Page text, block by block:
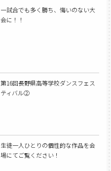
一試合でも多く勝ち、悔いのない大
会に！！
第16回長野県高等学校ダンスフェス
ティバル②
生徒一人ひとりの個性的な作品を会
場にてご覧ください！